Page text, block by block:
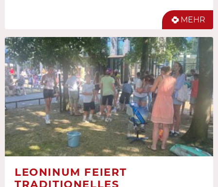
MEHR
LEONINUM FEIERT
TRADITIONELLES